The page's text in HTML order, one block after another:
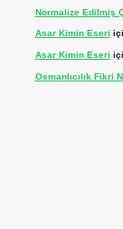
Normalize Edilmiş
Asar Kimin Eseri
Asar Kimin Eseri
Osmanlıcılık Fikri